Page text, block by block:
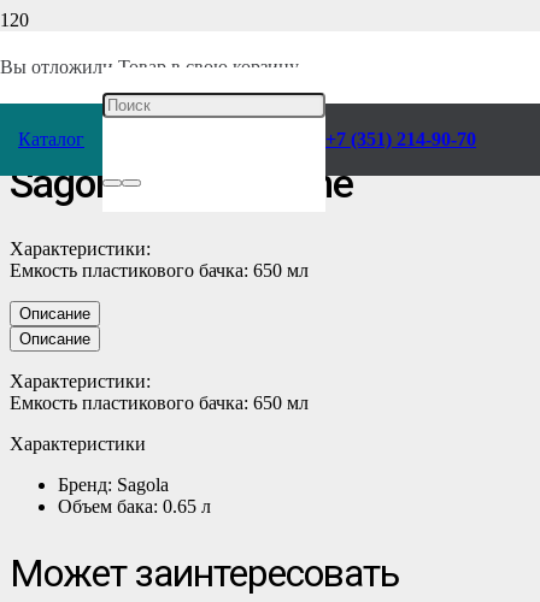
Вы отложили Товар в свою корзину.
Каталог +7 (351) 214-90-70
Комплектующие/Баки для краски/
Бачок для краскопульта
Sagola 4600 Xtreme
Характеристики:
Емкость пластикового бачка: 650 мл
Описание
Описание
Характеристики:
Емкость пластикового бачка: 650 мл
Характеристики
Бренд: Sagola
Объем бака: 0.65 л
Может заинтересовать